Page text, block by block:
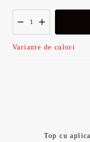
Variante de culori
Top cu